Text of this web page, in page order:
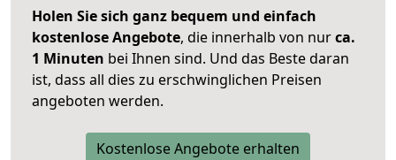
Holen Sie sich ganz bequem und einfach
kostenlose Angebote, die innerhalb von nurca.
1 Minuten bei Ihnen sind. Und das Beste daran
ist, dass all dies zu erschwinglichen Preisen
angeboten werden.
Kostenlose Angebote erhalten